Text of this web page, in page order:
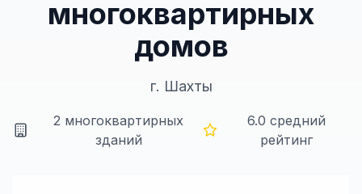
многоквартирных
домов
г. Шахты
2 многоквартирных
зданий
6.0 средний
рейтинг